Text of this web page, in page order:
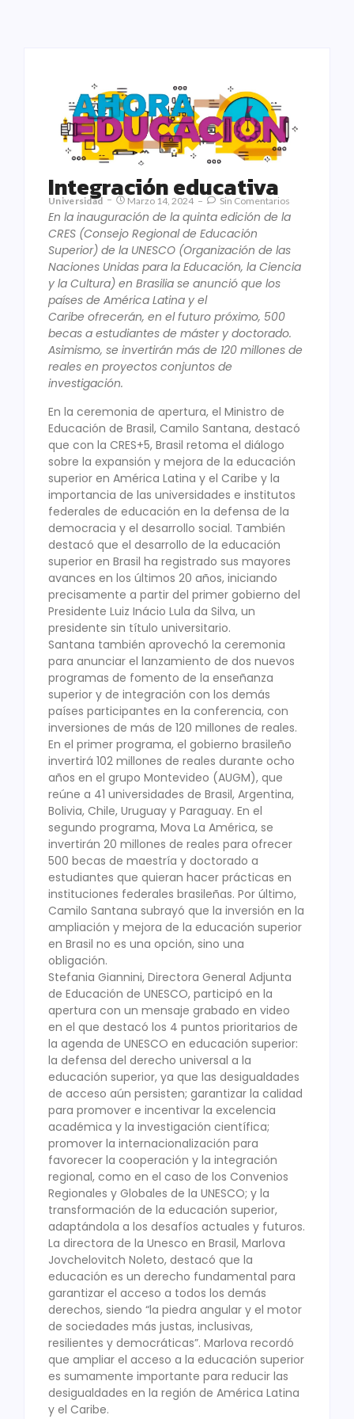
Integración educativa
Universidad Marzo 14, 2024 Sin Comentarios
En la inauguración de la quinta edición de la
CRES (Consejo Regional de Educación
Superior) de la UNESCO (Organización de las
Naciones Unidas para la Educación, la Ciencia
y la Cultura) en Brasilia se anunció que los
países de América Latina y el
Caribe ofrecerán, en el futuro próximo, 500
becas a estudiantes de máster y doctorado.
Asimismo, se invertirán más de 120 millones de
reales en proyectos conjuntos de
investigación.
En la ceremonia de apertura, el Ministro de
Educación de Brasil, Camilo Santana, destacó
que con la CRES+5, Brasil retoma el diálogo
sobre la expansión y mejora de la educación
superior en América Latina y el Caribe y la
importancia de las universidades e institutos
federales de educación en la defensa de la
democracia y el desarrollo social. También
destacó que el desarrollo de la educación
superior en Brasil ha registrado sus mayores
avances en los últimos 20 años, iniciando
precisamente a partir del primer gobierno del
Presidente Luiz Inácio Lula da Silva, un
presidente sin título universitario.
Santana también aprovechó la ceremonia
para anunciar el lanzamiento de dos nuevos
programas de fomento de la enseñanza
superior y de integración con los demás
países participantes en la conferencia, con
inversiones de más de 120 millones de reales.
En el primer programa, el gobierno brasileño
invertirá 102 millones de reales durante ocho
años en el grupo Montevideo (AUGM), que
reúne a 41 universidades de Brasil, Argentina,
Bolivia, Chile, Uruguay y Paraguay. En el
segundo programa, Mova La América, se
invertirán 20 millones de reales para ofrecer
500 becas de maestría y doctorado a
estudiantes que quieran hacer prácticas en
instituciones federales brasileñas. Por último,
Camilo Santana subrayó que la inversión en la
ampliación y mejora de la educación superior
en Brasil no es una opción, sino una
obligación.
Stefania Giannini, Directora General Adjunta
de Educación de UNESCO, participó en la
apertura con un mensaje grabado en video
en el que destacó los 4 puntos prioritarios de
la agenda de UNESCO en educación superior:
la defensa del derecho universal a la
educación superior, ya que las desigualdades
de acceso aún persisten; garantizar la calidad
para promover e incentivar la excelencia
académica y la investigación científica;
promover la internacionalización para
favorecer la cooperación y la integración
regional, como en el caso de los Convenios
Regionales y Globales de la UNESCO; y la
transformación de la educación superior,
adaptándola a los desafíos actuales y futuros.
La directora de la Unesco en Brasil, Marlova
Jovchelovitch Noleto, destacó que la
educación es un derecho fundamental para
garantizar el acceso a todos los demás
derechos, siendo “la piedra angular y el motor
de sociedades más justas, inclusivas,
resilientes y democráticas”. Marlova recordó
que ampliar el acceso a la educación superior
es sumamente importante para reducir las
desigualdades en la región de América Latina
y el Caribe.